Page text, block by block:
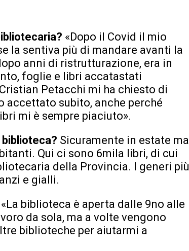
«Dopo il Covid il mio
la sentiva più di mandare avanti la
anni di ristrutturazione, era in
foglie e libri accatastati
Petacchi mi ha chiesto di
accettato subito, anche perché
mi è sempre piaciuto».
Sicuramente in estate ma
Qui ci sono 6mila libri, di cui
della Provincia. I generi più
e gialli.
«La biblioteca è aperta dalle 9no alle
da sola, ma a volte vengono
biblioteche per aiutarmi a